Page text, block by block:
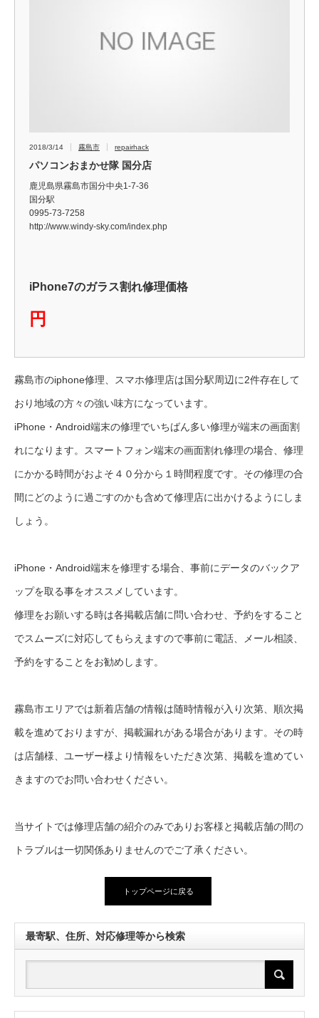
2018/3/14 霧島市 repairhack
パソコンおまかせ隊 国分店
鹿児島県霧島市国分中央1-7-36
国分駅
0995-73-7258
http://www.windy-sky.com/index.php
iPhone7のガラス割れ修理価格
円
霧島市のiphone修理、スマホ修理店は国分駅周辺に2件存在して
おり地域の方々の強い味方になっています。
iPhone・Android端末の修理でいちばん多い修理が端末の画面割
れになります。スマートフォン端末の画面割れ修理の場合、修理
にかかる時間がおよそ４０分から１時間程度です。その修理の合
間にどのように過ごすのかも含めて修理店に出かけるようにしま
しょう。
iPhone・Android端末を修理する場合、事前にデータのバックア
ップを取る事をオススメしています。
修理をお願いする時は各掲載店舗に問い合わせ、予約をすること
でスムーズに対応してもらえますので事前に電話、メール相談、
予約をすることをお勧めします。
霧島市エリアでは新着店舗の情報は随時情報が入り次第、順次掲
載を進めておりますが、掲載漏れがある場合があります。その時
は店舗様、ユーザー様より情報をいただき次第、掲載を進めてい
きますのでお問い合わせください。
当サイトでは修理店舗の紹介のみでありお客様と掲載店舗の間の
トラブルは一切関係ありませんのでご了承ください。
トップページに戻る
最寄駅、住所、対応修理等から検索